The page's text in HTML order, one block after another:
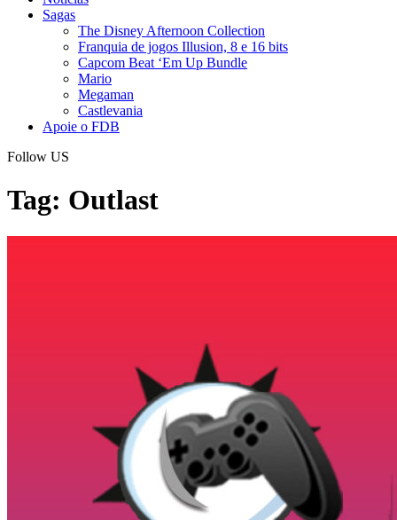
Sagas
The Disney Afternoon Collection
Franquia de jogos Illusion, 8 e 16 bits
Capcom Beat ‘Em Up Bundle
Mario
Megaman
Castlevania
Apoie o FDB
Follow US
Tag: Outlast